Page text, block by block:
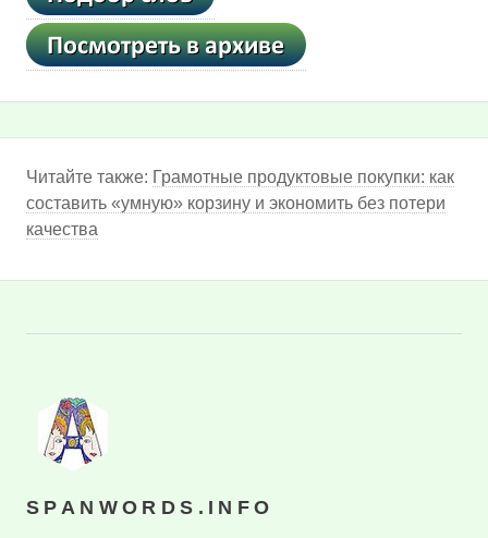
Читайте также: Грамотные продуктовые покупки: как
составить «умную» корзину и экономить без потери
качества
SPANWORDS.INFO